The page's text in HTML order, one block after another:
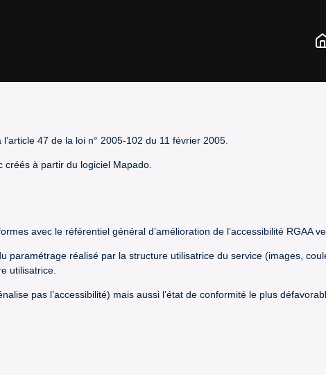
47 de la loi n° 2005-102 du 11 février 2005.
créés à partir du logiciel Mapado.
avec le référentiel général d’amélioration de l’accessibilité RGAA
réalisé par la structure utilisatrice du service (images,
utilisatrice.
pas l’accessibilité) mais aussi l’état de conformité le plus